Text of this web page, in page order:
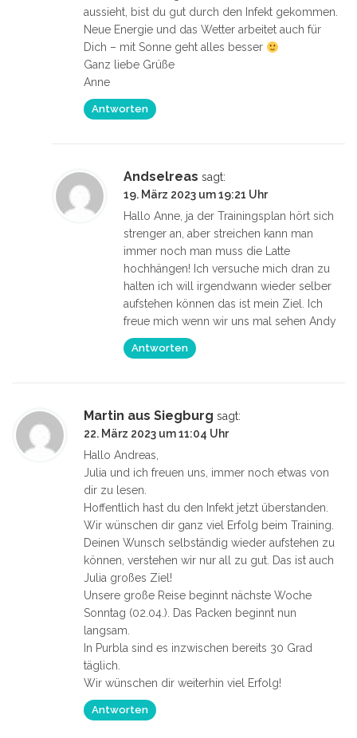
aussieht, bist du gut durch den Infekt gekommen.
Neue Energie und das Wetter arbeitet auch für
Dich – mit Sonne geht alles besser
Ganz liebe Grüße
Anne
Antworten
Andselreas sagt:
19. März 2023 um 19:21 Uhr
Hallo Anne, ja der Trainingsplan hört sich
strenger an, aber streichen kann man
immer noch man muss die Latte
hochhängen! Ich versuche mich dran zu
halten ich will irgendwann wieder selber
aufstehen können das ist mein Ziel. Ich
freue mich wenn wir uns mal sehen Andy
Antworten
Martin aus Siegburg sagt:
22. März 2023 um 11:04 Uhr
Hallo Andreas,
Julia und ich freuen uns, immer noch etwas von
dir zu lesen.
Hoffentlich hast du den Infekt jetzt überstanden.
Wir wünschen dir ganz viel Erfolg beim Training.
Deinen Wunsch selbständig wieder aufstehen zu
können, verstehen wir nur all zu gut. Das ist auch
Julia großes Ziel!
Unsere große Reise beginnt nächste Woche
Sonntag (02.04.). Das Packen beginnt nun
langsam.
In Purbla sind es inzwischen bereits 30 Grad
täglich.
Wir wünschen dir weiterhin viel Erfolg!
Antworten